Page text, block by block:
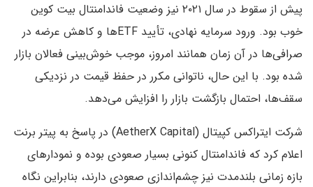
پیش از سقوط در سال ۲۰۲۱ نیز وضعیت فاندامنتال بیت کوین
خوب بود. ورود سرمایه نهادی، تأیید ETFها و کاهش عرضه در
صرافی‌ها در آن زمان همانند امروز، موجب خوش‌بینی فعالان بازار
شده بود. با این حال، ناتوانی مکرر در حفظ قیمت در نزدیکی
سقف‌ها، احتمال بازگشت بازار را افزایش می‌دهد.
شرکت ایتراکس کپیتال (AetherX Capital) در پاسخ به پیتر برنت
اعلام کرد که فاندامنتال کنونی بسیار صعودی بوده و نمودارهای
بازه زمانی بلندمدت نیز چشم‌اندازی صعودی دارند، بنابراین نگاه